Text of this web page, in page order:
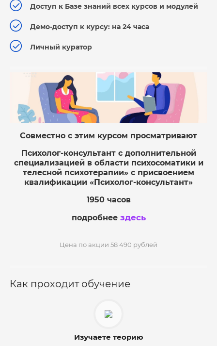
Доступ к Базе знаний всех курсов и модулей
Демо-доступ к курсу: на 24 часа
Личный куратор
Совместно с этим курсом просматривают
Психолог-консультант с дополнительной
специализацией в области психосоматики и
телесной психотерапии» с присвоением
квалификации «Психолог-консультант»
1950 часов
подробнее здесь
Цена по акции 58 490 рублей
Как проходит обучение
Изучаете теорию